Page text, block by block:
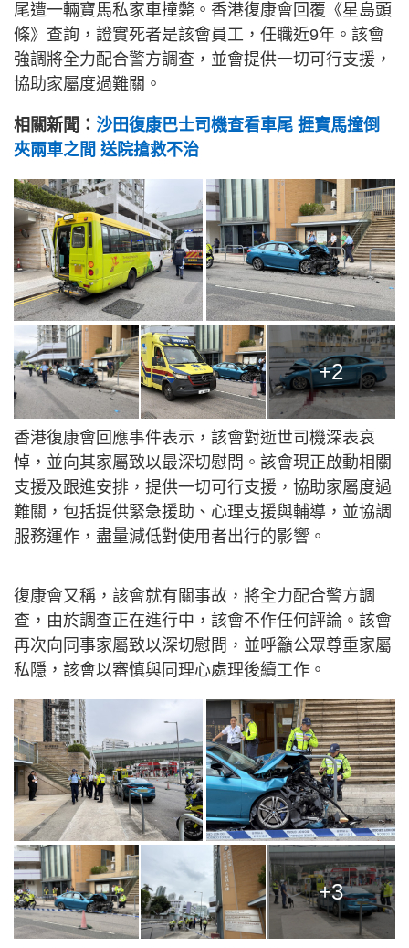
尾遭一輛寶馬私家車撞斃。香港復康會回覆《星島頭
條》查詢，證實死者是該會員工，任職近9年。該會
強調將全力配合警方調查，並會提供一切可行支援，
協助家屬度過難關。
相關新聞： 沙田復康巴士司機查看車尾 捱寶馬撞倒
夾兩車之間 送院搶救不治
+2
香港復康會回應事件表示，該會對逝世司機深表哀
悼，並向其家屬致以最深切慰問。該會現正啟動相關
支援及跟進安排，提供一切可行支援，協助家屬度過
難關，包括提供緊急援助、心理支援與輔導，並協調
服務運作，盡量減低對使用者出行的影響。
復康會又稱，該會就有關事故，將全力配合警方調
查，由於調查正在進行中，該會不作任何評論。該會
再次向同事家屬致以深切慰問，並呼籲公眾尊重家屬
私隱，該會以審慎與同理心處理後續工作。
+3